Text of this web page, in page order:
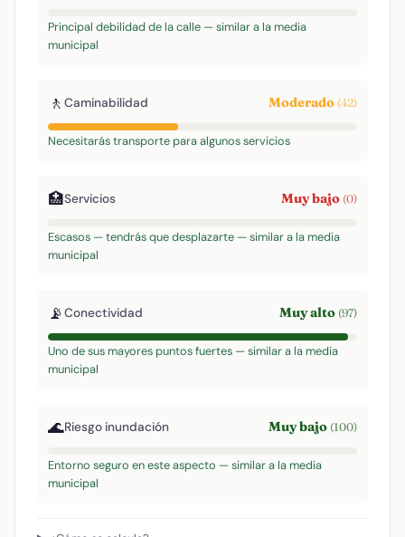
Principal debilidad de la calle — similar a la media
municipal
🚶 Caminabilidad Moderado (42)
Necesitarás transporte para algunos servicios
🏥Servicios Muy bajo (0)
Escasos — tendrás que desplazarte — similar a la media
municipal
📡Conectividad Muy alto (97)
Uno de sus mayores puntos fuertes — similar a la media
municipal
🌊Riesgo inundación Muy bajo (100)
Entorno seguro en este aspecto — similar a la media
municipal